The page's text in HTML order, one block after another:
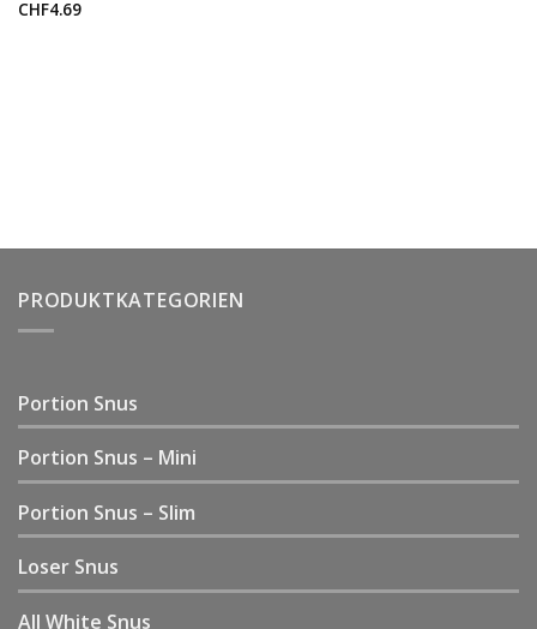
CHF4.69
PRODUKTKATEGORIEN
Portion Snus
Portion Snus – Mini
Portion Snus – Slim
Loser Snus
All White Snus